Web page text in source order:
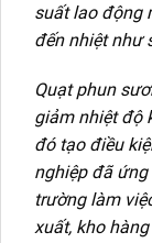
suất lao động
đến nhiệt như
Quạt phun
giảm nhiệt độ
đó tạo điều
nghiệp đã
trường làm
xuất, kho